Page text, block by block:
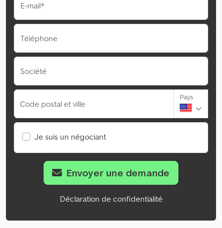
E-mail*
Téléphone
Société
Code postal et ville
Pays
Je suis un négociant
Envoyer une demande
Déclaration de confidentialité